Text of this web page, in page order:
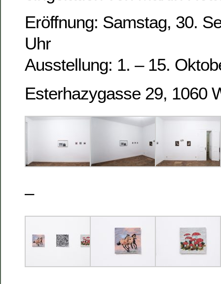
Eröffnung: Samstag, 30.
Uhr
Ausstellung: 1. – 15.
Esterhazygasse 29, 1060
–